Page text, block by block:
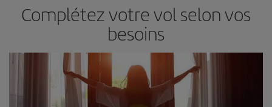
Complétez votre vol selon vos
besoins